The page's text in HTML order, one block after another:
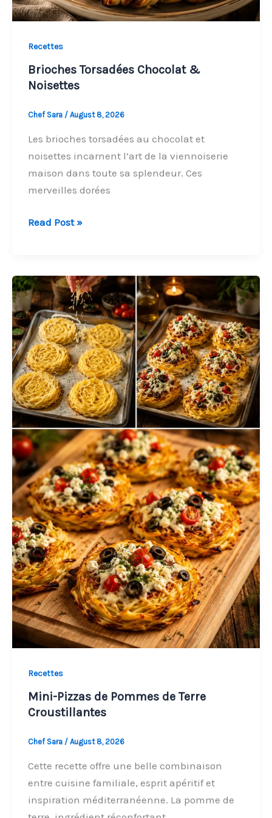
Recettes
Brioches Torsadées Chocolat &
Noisettes
Chef Sara / August 8, 2026
Les brioches torsadées au chocolat et
noisettes incarnent l’art de la viennoiserie
maison dans toute sa splendeur. Ces
merveilles dorées
Brioches
&
Noisettes
Read Post »
Recettes
Mini-Pizzas de Pommes de Terre
Croustillantes
Chef Sara / August 8, 2026
Cette recette offre une belle combinaison
entre cuisine familiale, esprit apéritif et
inspiration méditerranéenne. La pomme de